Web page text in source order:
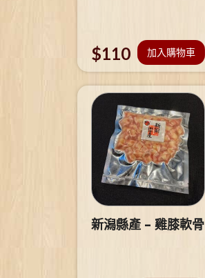
$110 加入購物車
新潟縣產 – 雞膝軟骨